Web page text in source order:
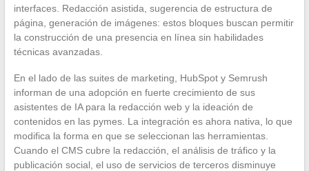
interfaces. Redacción asistida, sugerencia de estructura de
página, generación de imágenes: estos bloques buscan permitir
la construcción de una presencia en línea sin habilidades
técnicas avanzadas.
En el lado de las suites de marketing, HubSpot y Semrush
informan de una adopción en fuerte crecimiento de sus
asistentes de IA para la redacción web y la ideación de
contenidos en las pymes. La integración es ahora nativa, lo que
modifica la forma en que se seleccionan las herramientas.
Cuando el CMS cubre la redacción, el análisis de tráfico y la
publicación social, el uso de servicios de terceros disminuye